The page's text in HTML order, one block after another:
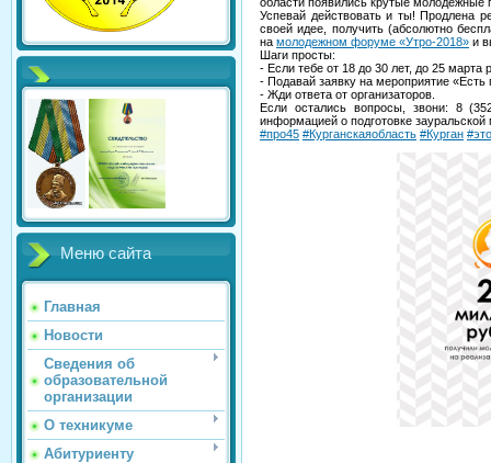
Меню сайта
Главная
Новости
Сведения об
образовательной
организации
О техникуме
Абитуриенту
Успевай действовать и ты! Продлена
своей идее, получить (абсолютно
на молодежном форуме «Утро-2018» и
Шаги просты:
- Если тебе от 18 до 30 лет, до 25
- Подавай заявку на мероприятие
- Жди ответа от организаторов.
Если остались вопросы, звони: 8
информацией о подготовке
#про45 #Курганскаяобласть #Курган